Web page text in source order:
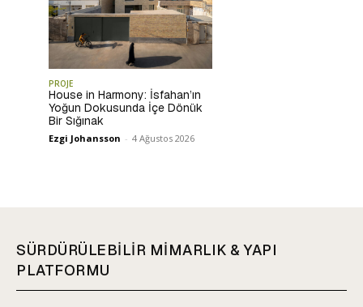
PROJE
House in Harmony: İsfahan’ın
Yoğun Dokusunda İçe Dönük
Bir Sığınak
Ezgi Johansson - 4 Ağustos 2026
SÜRDÜRÜLEBİLİR MİMARLIK & YAPI
PLATFORMU